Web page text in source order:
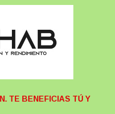
TE BENEFICIAS TÚ Y